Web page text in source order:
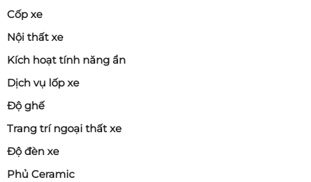
Cốp xe
Nội thất xe
Kích hoạt tính năng ẩn
Dịch vụ lốp xe
Độ ghế
Trang trí ngoại thất xe
Độ đèn xe
Phủ Ceramic